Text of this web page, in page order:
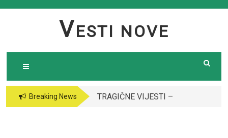
VESTI NOVE
Breaking News
TRAGIČNE VIJESTI –